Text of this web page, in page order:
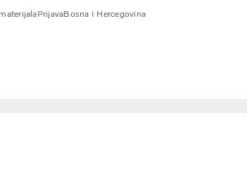
PrijavaBosna I Hercegovina